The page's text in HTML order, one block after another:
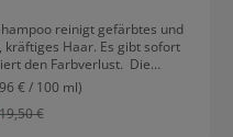
reinigt gefärbtes und
Haar. Es gibt sofort
den Farbverlust. Die
die für Leuchtkraft sorgen.
bleibt die Haarfarbe lange
€ / 100 ml)
Preis:
€